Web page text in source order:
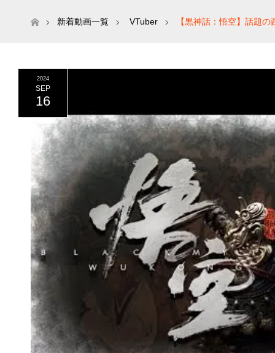
ホーム新着動画一覧 VTuber 【黒神話：悟空】話題
2024
SEP
16